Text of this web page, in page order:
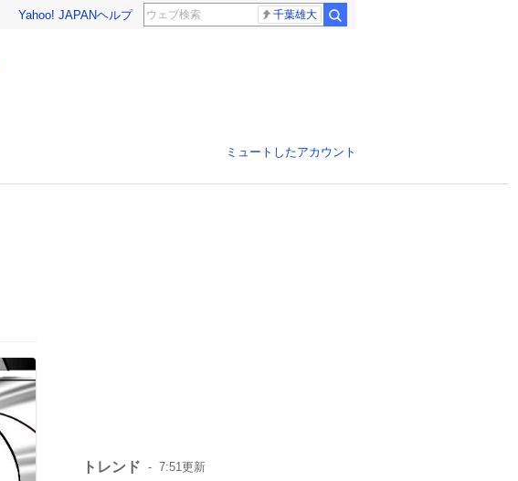
Yahoo! JAPANヘルプ 千葉雄大
ミュートしたアカウント
トレンド 7:51更新